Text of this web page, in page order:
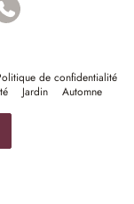
de confidentialité
Jardin
Automne